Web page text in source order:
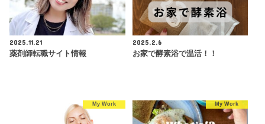
2025.11.21
薬剤師転職サイト情報
2025.2.6
お家で酵素浴で温活！！
My Work My Work